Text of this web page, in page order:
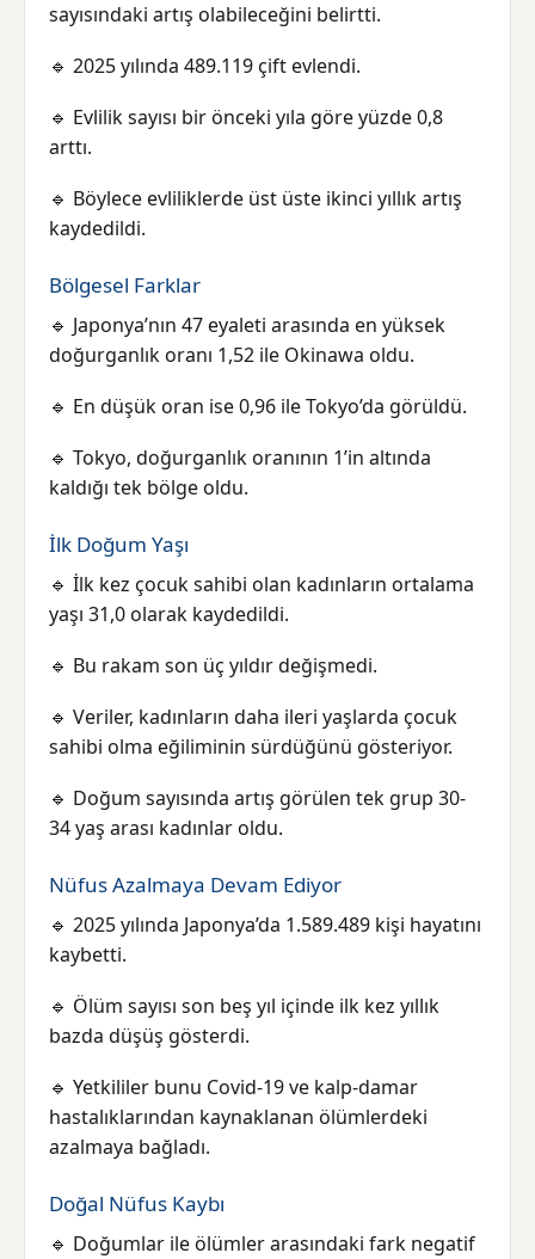
sayısındaki artış olabileceğini belirtti.
🔹 2025 yılında 489.119 çift evlendi.
🔹 Evlilik sayısı bir önceki yıla göre yüzde 0,8
arttı.
🔹 Böylece evliliklerde üst üste ikinci yıllık artış
kaydedildi.
Bölgesel Farklar
🔹 Japonya’nın 47 eyaleti arasında en yüksek
doğurganlık oranı 1,52 ile Okinawa oldu.
🔹 En düşük oran ise 0,96 ile Tokyo’da görüldü.
🔹 Tokyo, doğurganlık oranının 1’in altında
kaldığı tek bölge oldu.
İlk Doğum Yaşı
🔹 İlk kez çocuk sahibi olan kadınların ortalama
yaşı 31,0 olarak kaydedildi.
🔹 Bu rakam son üç yıldır değişmedi.
🔹 Veriler, kadınların daha ileri yaşlarda çocuk
sahibi olma eğiliminin sürdüğünü gösteriyor.
🔹 Doğum sayısında artış görülen tek grup 30-
34 yaş arası kadınlar oldu.
Nüfus Azalmaya Devam Ediyor
🔹 2025 yılında Japonya’da 1.589.489 kişi hayatını
kaybetti.
🔹 Ölüm sayısı son beş yıl içinde ilk kez yıllık
bazda düşüş gösterdi.
🔹 Yetkililer bunu Covid-19 ve kalp-damar
hastalıklarından kaynaklanan ölümlerdeki
azalmaya bağladı.
Doğal Nüfus Kaybı
🔹 Doğumlar ile ölümler arasındaki fark negatif